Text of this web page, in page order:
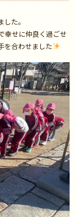
た。
幸せに仲良く過ごせ
を合わせました